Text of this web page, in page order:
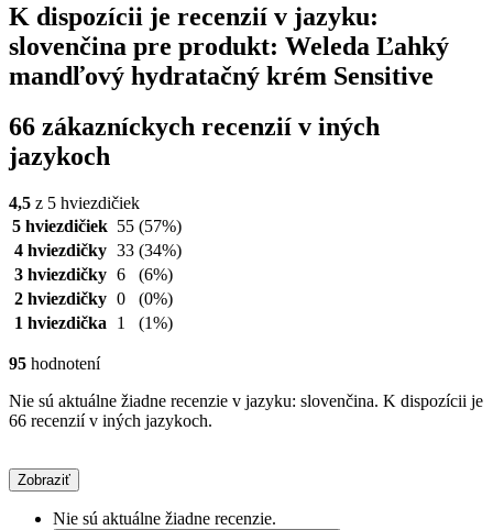
K dispozícii je recenzií v jazyku:
slovenčina pre produkt: Weleda Ľahký
mandľový hydratačný krém Sensitive
66 zákazníckych recenzií v iných
jazykoch
4,5 z 5 hviezdičiek
5 hviezdičiek 55 (57%)
4 hviezdičky 33 (34%)
3 hviezdičky 6
(6%)
2 hviezdičky 0
(0%)
1 hviezdička
1 (1%)
95 hodnotení
Nie sú aktuálne žiadne recenzie v jazyku: slovenčina. K dispozícii je
66 recenzií v iných jazykoch.
Zobraziť
Nie sú aktuálne žiadne recenzie.